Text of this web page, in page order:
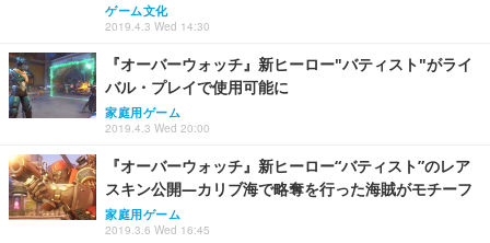
ゲーム文化
2019.4.3 Wed 14:30
『オーバーウォッチ』新ヒーロー"バティスト"がライ
バル・プレイで使用可能に
家庭用ゲーム
2019.4.3 Wed 20:00
『オーバーウォッチ』新ヒーロー“バティスト”のレア
スキン公開―カリブ海で略奪を行った海賊がモチーフ
家庭用ゲーム
2019.3.6 Wed 16:45